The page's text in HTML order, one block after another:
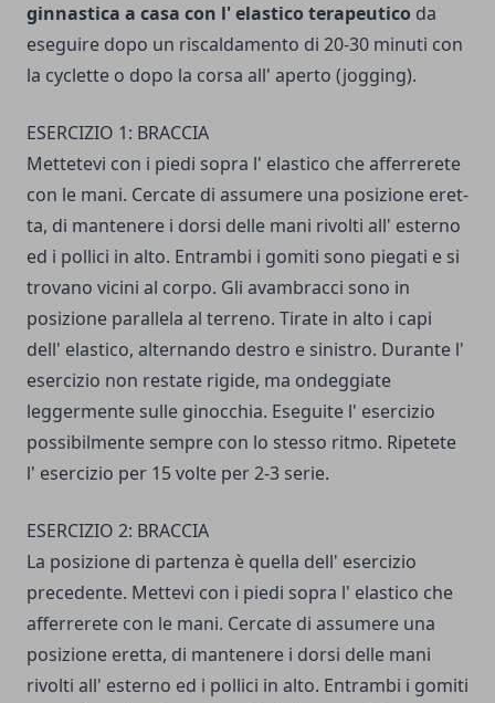
ginnastica a casa con l' elastico terapeutico da
eseguire dopo un riscaldamento di 20-30 minuti con
la cyclette o dopo la corsa all' aperto (jogging).
ESERCIZIO 1: BRACCIA
Mettetevi con i piedi sopra l' elastico che afferrerete
con le mani. Cercate di assumere una posizione eret­
ta, di mantenere i dorsi delle mani rivolti all' esterno
ed i pollici in alto. Entrambi i gomiti sono piegati e si
trova­no vicini al corpo. Gli avambracci sono in
posizione parallela al terreno. Tirate in alto i capi
dell' elastico, alter­nando destro e sinistro. Durante l'
esercizio non restate rigide, ma ondeggiate
leggermente sulle ginocchia. Eseguite l' esercizio
possibilmente sempre con lo stesso ritmo. Ripetete
l' esercizio per 15 volte per 2-3 serie.
ESERCIZIO 2: BRACCIA
La posizione di partenza è quella dell' e­sercizio
precedente. Mettevi con i piedi sopra l' elastico che
afferrerete con le mani. Cercate di assumere una
posizione eret­ta, di mantenere i dorsi delle mani
rivolti all' esterno ed i pollici in alto. Entrambi i gomiti